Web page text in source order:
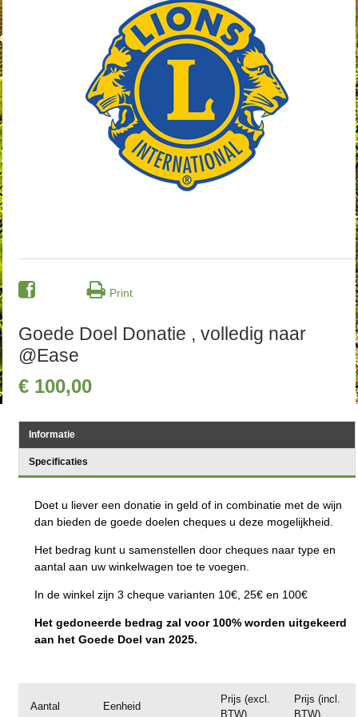
Print
Goede Doel Donatie , volledig naar
@Ease
€ 100,00
Informatie
Specificaties
Doet u liever een donatie in geld of in combinatie met de wijn
dan bieden de goede doelen cheques u deze mogelijkheid.
Het bedrag kunt u samenstellen door cheques naar type en
aantal aan uw winkelwagen toe te voegen.
In de winkel zijn 3 cheque varianten 10€, 25€ en 100€
Het gedoneerde bedrag zal voor 100% worden uitgekeerd
aan het Goede Doel van 2025.
Aantal Eenheid
Prijs (excl.
BTW)
Prijs (incl.
BTW)